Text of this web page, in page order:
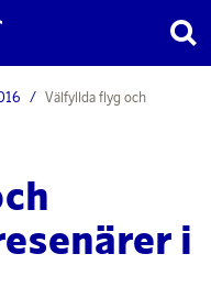
Välfyllda flyg och
i